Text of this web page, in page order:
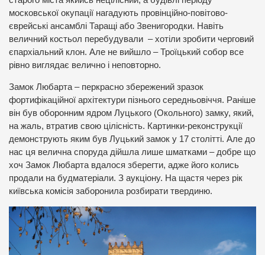
московської окупації нагадують провінційно-повітово-
єврейські ансамблі Таращі або Звенигородки. Навіть
величний костьол перебудували – хотіли зробити черговий
єпархіальний клон. Але не вийшло – Троїцький собор все
рівно виглядає велично і неповторно.
Замок Любарта – перкрасно збережений зразок
фортифікаційної архітектури пізнього середньовіччя. Раніше
він був оборонним ядром Луцького (Окольного) замку, який,
на жаль, втратив свою цілісність. Картинки-реконструкції
демонструють яким був Луцький замок у 17 столітті. Але до
нас ця велична споруда дійшла лише шматками – добре що
хоч Замок Любарта вдалося зберегти, адже його колись
продали на будматеріали. З аукціону. На щастя через рік
київська комісія заборонила розбирати твердиню.